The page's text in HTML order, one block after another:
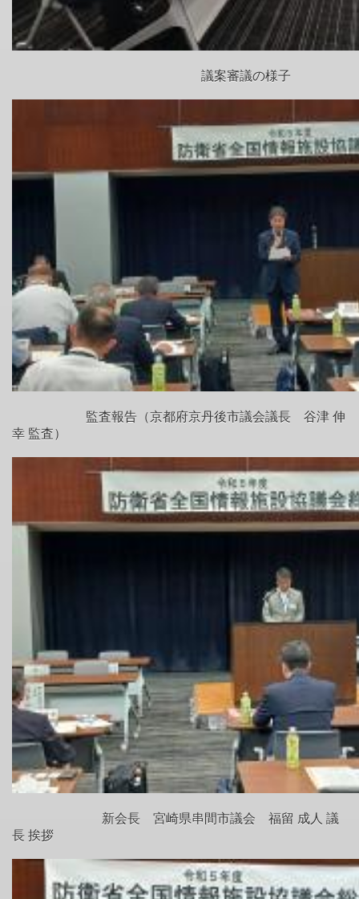
議案審議の様子
監査報告（京都府京丹後市議会議長 谷津 伸
幸 監査）
新会長 宮崎県串間市議会 福留 成人 議
長 挨拶